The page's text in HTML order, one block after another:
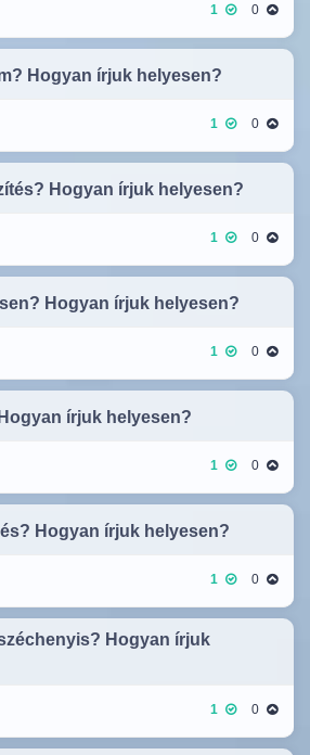
1 0
Hogyan írjuk helyesen?
1 0
Hogyan írjuk helyesen?
1 0
Hogyan írjuk helyesen?
1 0
írjuk helyesen?
1 0
Hogyan írjuk helyesen?
1 0
Hogyan írjuk
1 0